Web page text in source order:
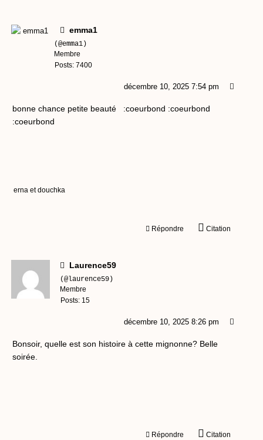
emma1
(@emma1)
Membre
Posts: 7400
décembre 10, 2025 7:54 pm
bonne chance petite beauté :coeurbond :coeurbond
:coeurbond
erna et douchka
Répondre Citation
Laurence59
(@laurence59)
Membre
Posts: 15
décembre 10, 2025 8:26 pm
Bonsoir, quelle est son histoire à cette mignonne? Belle
soirée.
Répondre Citation